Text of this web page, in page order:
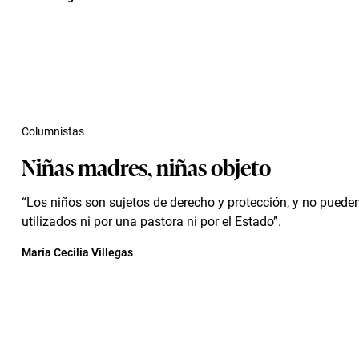
Niñas madres, niñas objeto
“Los niños son sujetos de derecho y protección, y no
utilizados ni por una pastora ni por el Estado”.
Columnistas
María Cecilia Villegas